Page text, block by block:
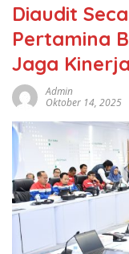
Diaudit
Pertamina
Jaga
Admin
Oktober 14, 2025